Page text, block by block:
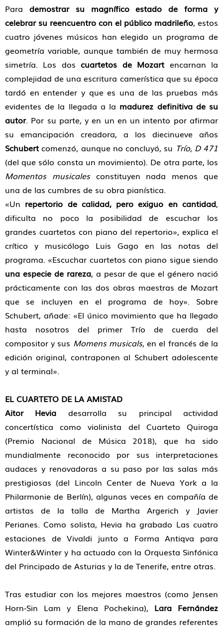
Para demostrar su magnífico estado de forma y
celebrar su reencuentro con el público madrileño, estos
cuatro jóvenes músicos han elegido un programa de
geometría variable, aunque también de muy hermosa
simetría. Los doscuartetos de Mozartencarnan la
complejidad de una escritura camerística que su época
tardó en entender y que es una de las pruebas más
evidentes de la llegada a la madurez definitiva de su
autor. Por su parte, y en un en un intento por afirmar
su emancipación creadora, a los diecinueve años
Schubertcomenzó, aunque no concluyó, su Trío, D 471
(del que sólo consta un movimiento). De otra parte, los
Momentos musicalesconstituyen nada menos que
una de las cumbres de su obra pianística.
«Un repertorio de calidad, pero exiguo en cantidad,
dificulta no poco la posibilidad de escuchar los
grandes cuartetos con piano del repertorio», explica el
crítico y musicólogo Luis Gago en las notas del
programa. «Escuchar cuartetos con piano sigue siendo
una especie de rareza, a pesar de que el género nació
prácticamente con las dos obras maestras de Mozart
que se incluyen en el programa de hoy». Sobre
Schubert, añade: «El único movimiento que ha llegado
hasta nosotros del primer Trío de cuerda del
compositor y sus Momens musicals, en el francés de la
edición original, contraponen al Schubert adolescente
y al terminal».
EL CUARTETO DE LA AMISTAD
Aitor Hevia desarrolla su principal actividad
concertística como violinista del Cuarteto Quiroga
(Premio Nacional de Música 2018), que ha sido
mundialmente reconocido por sus interpretaciones
audaces y renovadoras a su paso por las salas más
prestigiosas (del Lincoln Center de Nueva York a la
Philarmonie de Berlín), algunas veces en compañía de
artistas de la talla de Martha Argerich y Javier
Perianes. Como solista, Hevia ha grabado Las cuatro
estaciones de Vivaldi junto a Forma Antiqva para
Winter&Winter y ha actuado con la Orquesta Sinfónica
del Principado de Asturias y la de Tenerife, entre otras.
Tras estudiar con los mejores maestros (como Jensen
Horn-Sin Lam y Elena Pochekina), Lara Fernández
amplió su formación de la mano de grandes referentes